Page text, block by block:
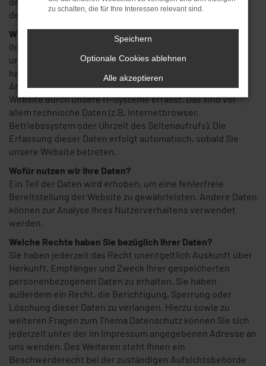
dem Impressum dieser Website entnehmen.
Wie erfassen wir Ihre Daten?
Ihre Daten werden zum einen dadurch erhoben, dass Sie
uns diese mitteilen. Hierbei kann es sich z.B. um Daten
handeln, die Sie in ein Kontaktformular eingeben.
Andere Daten werden automatisch beim Besuch der
Website durch unsere IT-Systeme erfasst. Das sind vor
allem technische Daten (z.B. Internetbrowser,
Betriebssystem oder Uhrzeit des Seitenaufrufs). Die
Erfassung dieser Daten erfolgt automatisch, sobald Sie
unsere Website betreten.
Wofür nutzen wir Ihre Daten?
Ein Teil der Daten wird erhoben, um eine fehlerfreie
Bereitstellung der Website zu gewährleisten. Andere Daten
können zur Analyse Ihres Nutzerverhaltens verwendet
werden.
Welche Rechte haben Sie bezüglich Ihrer Daten?
Sie haben jederzeit das Recht unentgeltlich Auskunft über
Herkunft, Empfänger und Zweck Ihrer gespeicherten
personenbezogenen Daten zu erhalten. Sie haben
außerdem ein Recht, die Berichtigung, Sperrung oder
Löschung dieser Daten zu verlangen. Hierzu sowie zu
weiteren Fragen zum Thema Datenschutz können Sie sich
jederzeit unter der im Impressum angegebenen Adresse an
uns wenden. Des Weiteren steht Ihnen ein
Beschwerderecht bei der zuständigen Aufsichtsbehörde
zu schalten, die für Ihre Interessen relevant sind.
Speichern
Optionale Cookies ablehnen
Alle akzeptieren